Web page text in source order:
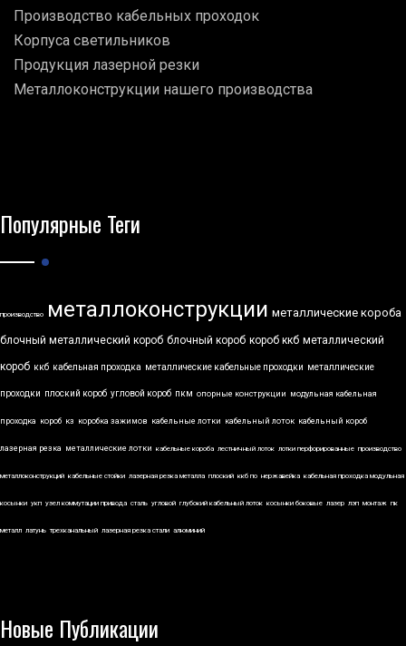
Производство кабельных проходок
Корпуса светильников
Продукция лазерной резки
Металлоконструкции нашего производства
Популярные Теги
производство металлоконструкции металлические короба
блочный металлический короб блочный короб короб ккб металлический
короб ккб кабельная проходка металлические кабельные проходки металлические
проходки плоский короб угловой короб пкм опорные конструкции модульная кабельная
проходка короб кз коробка зажимов кабельные лотки кабельный лоток кабельный короб
лазерная резка металлические лотки кабельные короба лестничный лоток лотки перфорированные производство
металлоконструкций кабельные стойки лазерная резка металла плоский ккб по нержавейка кабельная проходка модульная
косынки укп узел коммутации привода сталь угловой глубокий кабельный лоток косынки боковые лазер лэп монтаж пк
металл латунь трехканальный лазерная резка стали алюминий
Новые Публикации